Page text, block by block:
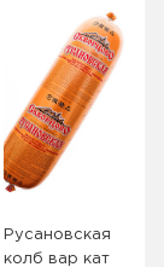
Русановская
колб вар кат